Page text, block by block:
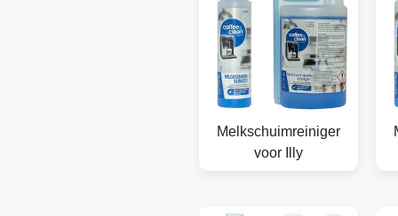
Melkschuimreiniger
voor Illy